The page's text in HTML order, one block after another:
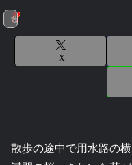
散歩
X
散歩の途中で用水路の